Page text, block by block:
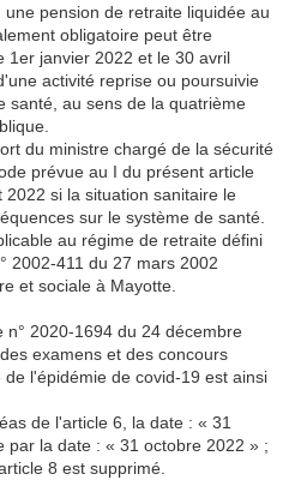
pension de retraite liquidée au
obligatoire peut être
1er janvier 2022 et le 30 avril
activité reprise ou poursuivie
santé, au sens de la quatrième
du ministre chargé de la sécurité
prévue au I du présent article
si la situation sanitaire le
sur le système de santé.
au régime de retraite défini
2002-411 du 27 mars 2002
et sociale à Mayotte.
2020-1694 du 24 décembre
examens et des concours
l'épidémie de covid-19 est ainsi
de l'article 6, la date : « 31
par la date : « 31 octobre 2022 » ;
8 est supprimé.